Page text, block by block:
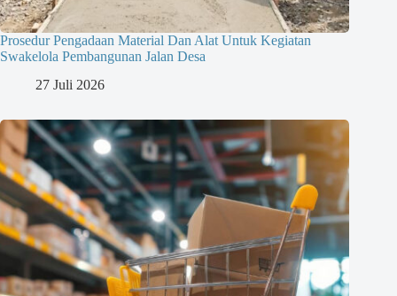
Prosedur Pengadaan Material Dan Alat Untuk Kegiatan
Swakelola Pembangunan Jalan Desa
27 Juli 2026